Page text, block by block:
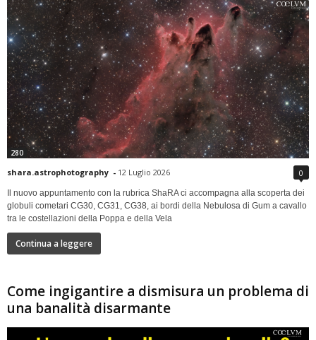
280
shara.astrophotography - 12 Luglio 2026 0
Il nuovo appuntamento con la rubrica ShaRA ci accompagna alla scoperta dei
globuli cometari CG30, CG31, CG38, ai bordi della Nebulosa di Gum a cavallo
tra le costellazioni della Poppa e della Vela
Continua a leggere
Come ingigantire a dismisura un problema di
una banalità disarmante